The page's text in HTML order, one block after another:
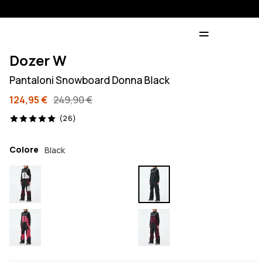
Dozer W
Pantaloni Snowboard Donna Black
124,95 € 249,90 €
(26)
26 recensioni, 5/5
Colore Black